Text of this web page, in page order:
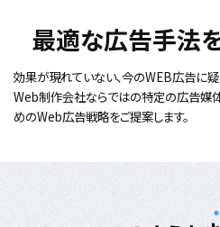
最適な広告手法
効果が現れていない、今のWEB広告に
Web制作会社ならではの特定の広告媒体
めのWeb広告戦略をご提案します。